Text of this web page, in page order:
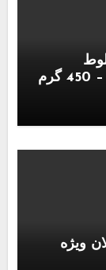
ویژه